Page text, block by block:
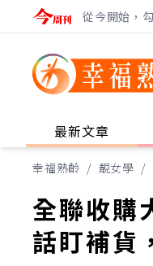
從今開始，
最新文章
幸福熟齡 / 靚女學 /
全聯收購
話盯補貨